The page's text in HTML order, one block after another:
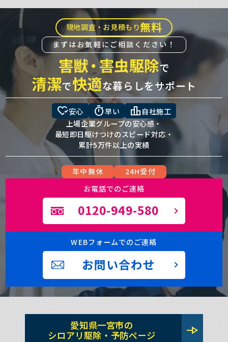
現地調査・お見積もり無料
まずはお気軽にご相談ください！
害獣・害虫駆除で
清潔で快適な暮らしをサポート
heart_check安心 timer早い leaderboard 自社施工
上場企業グループの安心感・
最短即日駆けつけのスピード対応・
累計5万件以上の実績
年中無休
24H受付
お電話でのご連絡
0120-949-580
WEBフォームでのご連絡
お問い合わせ
愛知県一宮市の
シロアリ駆除・予防ページ
line_end_arrow